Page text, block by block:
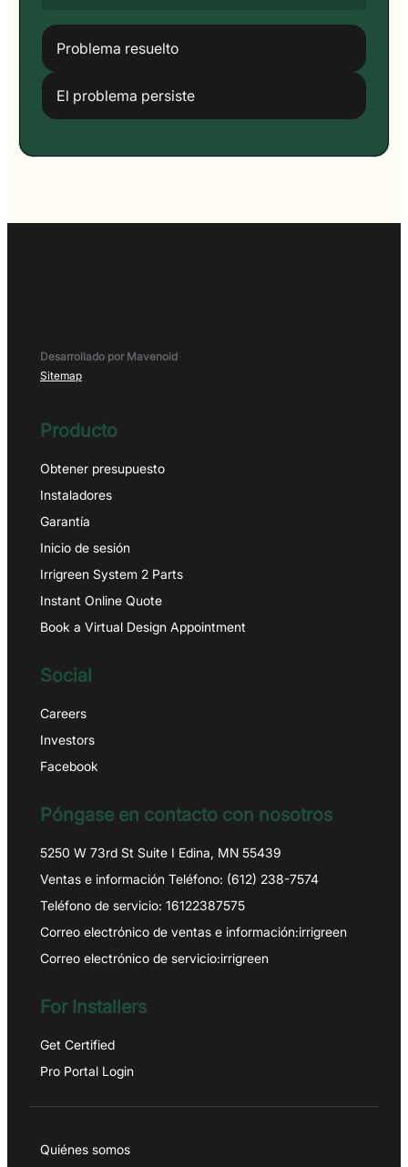
Problema resuelto
El problema persiste
Desarrollado por Mavenoid
Sitemap
Producto
Obtener presupuesto
Instaladores
Garantía
Inicio de sesión
Irrigreen System 2 Parts
Instant Online Quote
Book a Virtual Design Appointment
Social
Careers
Investors
Facebook
Póngase en contacto con nosotros
5250 W 73rd St Suite I Edina, MN 55439
Ventas e información Teléfono: (612) 238-7574
Teléfono de servicio: 16122387575
Correo electrónico de ventas e información:irrigreen
Correo electrónico de servicio:irrigreen
For Installers
Get Certified
Pro Portal Login
Quiénes somos